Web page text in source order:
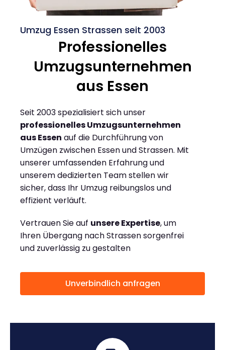
Umzug Essen Strassen seit 2003
Professionelles
Umzugsunternehmen
aus Essen
Seit 2003 spezialisiert sich unser
professionelles Umzugsunternehmen
aus Essen auf die Durchführung von
Umzügen zwischen Essen und Strassen. Mit
unserer umfassenden Erfahrung und
unserem dedizierten Team stellen wir
sicher, dass Ihr Umzug reibungslos und
effizient verläuft.
Vertrauen Sie auf unsere Expertise, um
Ihren Übergang nach Strassen sorgenfrei
und zuverlässig zu gestalten
Unverbindlich anfragen